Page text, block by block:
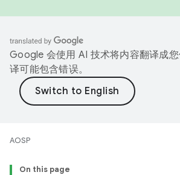
Google 会使用 AI 技术将内容翻译成
译可能包含错误。
AOSP
On this page